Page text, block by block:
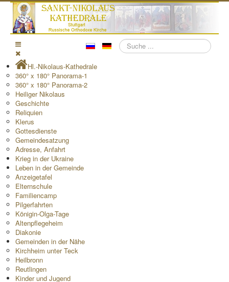
Suchen
Hl.-Nikolaus-Kathedrale
360° x 180° Panorama-1
360° x 180° Panorama-2
Heiliger Nikolaus
Geschichte
Reliquien
Klerus
Gottesdienste
Gemeindesatzung
Adresse, Anfahrt
Krieg in der Ukraine
Leben in der Gemeinde
Anzeigetafel
Elternschule
Familiencamp
Pilgerfahrten
Königin-Olga-Tage
Altenpflegeheim
Diakonie
Gemeinden in der Nähe
Kirchheim unter Teck
Heilbronn
Reutlingen
Kinder und Jugend